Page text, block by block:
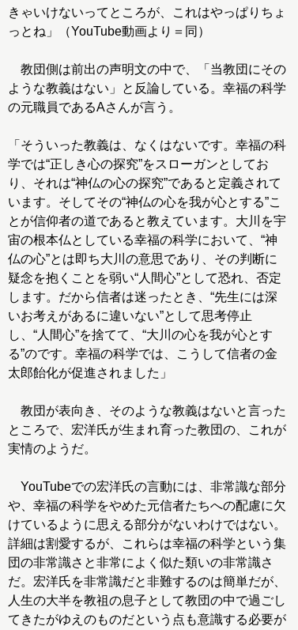
きゃいけないってところが、これはやっぱりちょ
っとね」（YouTube動画より＝同）
教団側は前出の声明文の中で、「当教団にその
ような教義はない」と反論している。幸福の科学
の元職員であるAさんが言う。
「そういった教義は、なくはないです。幸福の科
学では“正しき心の探究”をスローガンとしてお
り、それは“神仏の心の探究”であると定義されて
います。そしてその“神仏の心を我が心とする”こ
とが信仰者の道であると教えています。大川を宇
宙の根本仏としている幸福の科学において、“神
仏の心”とは即ち大川の意思であり、その判断に
疑念を抱くことを弱い“人間心”として恐れ、否定
します。だから信者は迷ったとき、“先生には深
いお考えがあるに違いない”として思考停止
し、“人間心”を捨てて、“大川の心を我が心とす
る”のです。幸福の科学では、こうして信者の金
太郎飴化が促進されました」
教団が表向き、そのような教義はないと言った
ところで、宏洋氏が生まれ育った教団の、これが
実情のようだ。
YouTubeでの宏洋氏の言動には、非常識な部分
や、幸福の科学をやめた元信者たちへの配慮に欠
けているように思える部分がないわけではない。
詳細は割愛するが、これらは幸福の科学という集
団の非常識さと非常によく似た類いの非常識さ
だ。宏洋氏を非常識だと非難するのは簡単だが、
人生の大半を教祖の息子として教団の中で過ごし
てきたがゆえのものだという点も意識する必要が